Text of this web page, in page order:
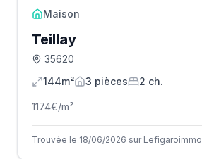
Maison
Teillay
35620
144m²
3 pièces 2 ch.
1174€/m²
Trouvée le 18/06/2026 sur Lefigaroimmo